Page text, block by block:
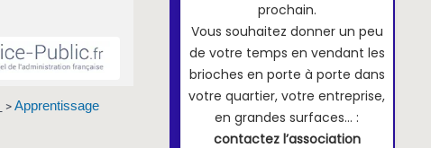
> Apprentissage